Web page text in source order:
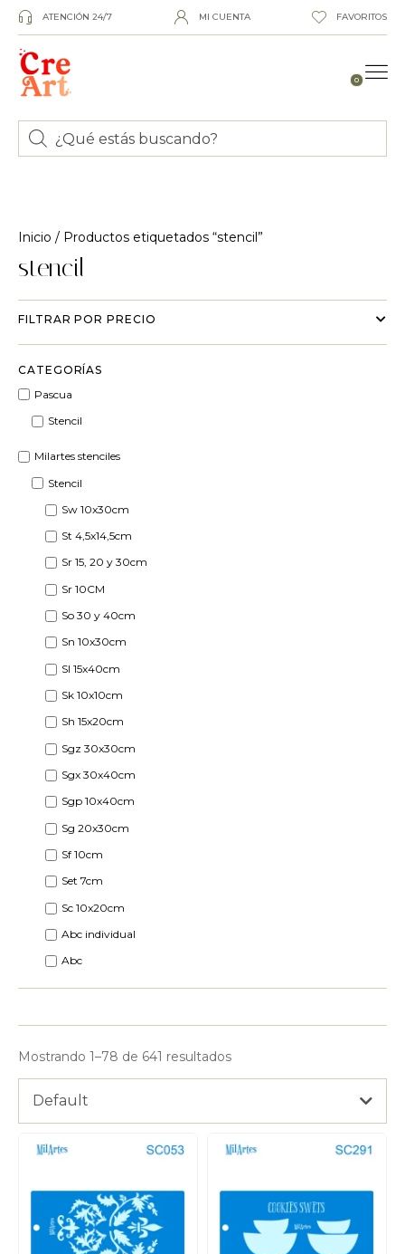
ATENCIÓN 24/7 MI CUENTA FAVORITOS
0
Inicio / Productos etiquetados “stencil”
stencil
FILTRAR POR PRECIO
CATEGORÍAS
Pascua
Stencil
Milartes stenciles
Stencil
Sw 10x30cm
St 4,5x14,5cm
Sr 15, 20 y 30cm
Sr 10CM
So 30 y 40cm
Sn 10x30cm
Sl 15x40cm
Sk 10x10cm
Sh 15x20cm
Sgz 30x30cm
Sgx 30x40cm
Sgp 10x40cm
Sg 20x30cm
Sf 10cm
Set 7cm
Sc 10x20cm
Abc individual
Abc
Mostrando 1–78 de 641 resultados
Default